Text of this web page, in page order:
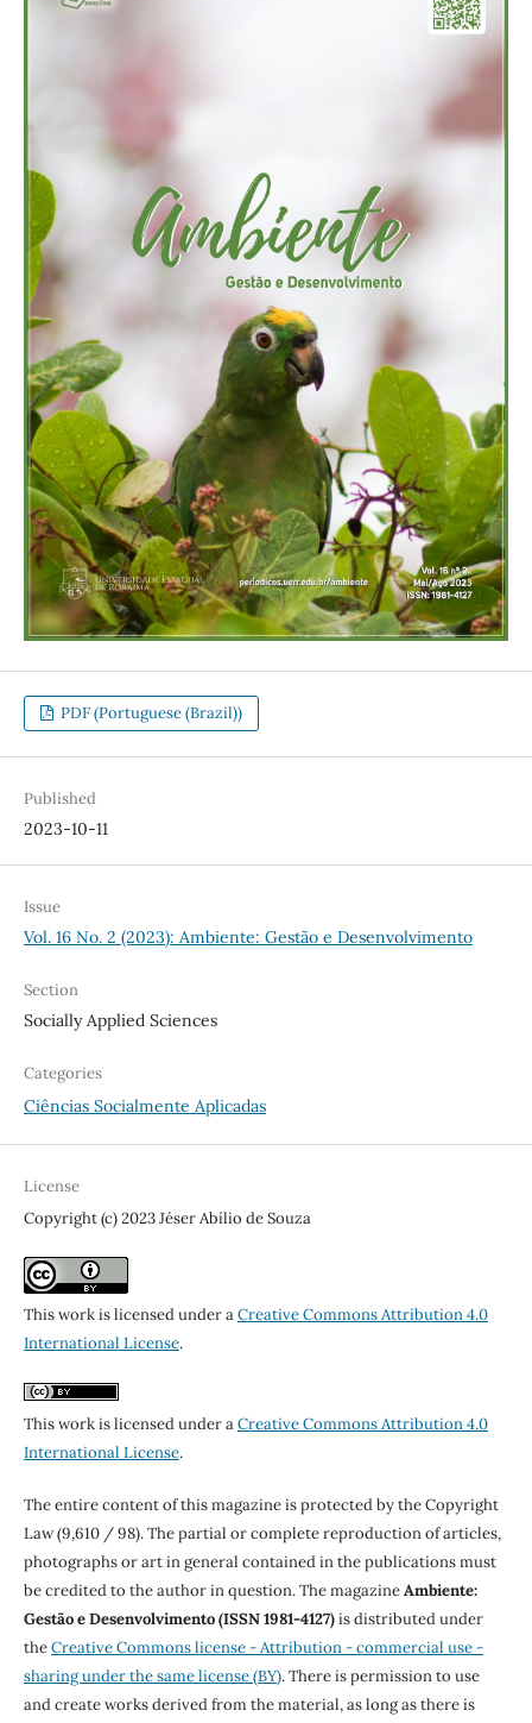
PDF (Portuguese (Brazil))
Published
2023-10-11
Issue
Vol. 16 No. 2 (2023): Ambiente: Gestão e Desenvolvimento
Section
Socially Applied Sciences
Categories
Ciências Socialmente Aplicadas
License
Copyright (c) 2023 Jéser Abílio de Souza
This work is licensed under aCreative Commons Attribution 4.0
International License.
This work is licensed under aCreative Commons Attribution 4.0
International License.
The entire content of this magazine is protected by the Copyright
Law (9,610 / 98). The partial or complete reproduction of articles,
photographs or art in general contained in the publications must
be credited to the author in question. The magazineAmbiente:
Gestão e Desenvolvimento (ISSN 1981-4127)is distributed under
theCreative Commons license - Attribution - commercial use -
sharing under the same license (BY). There is permission to use
and create works derived from the material, as long as there is